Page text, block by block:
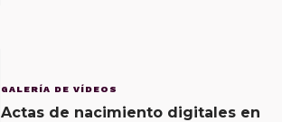
GALERÍA DE VÍDEOS
Actas de nacimiento digitales en